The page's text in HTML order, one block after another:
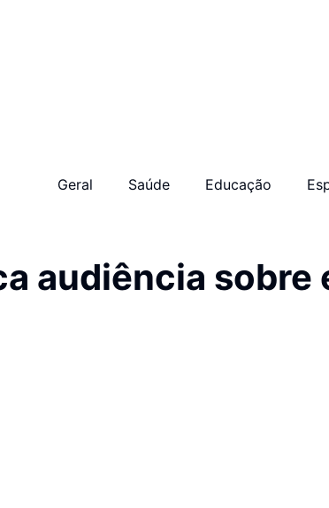
Geral Saúde Educação
audiência